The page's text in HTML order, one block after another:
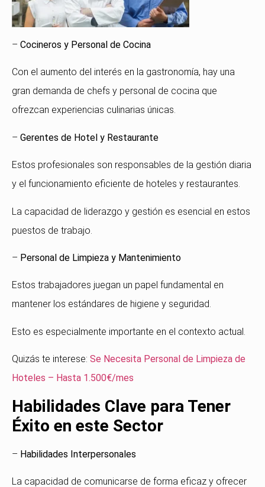
– Cocineros y Personal de Cocina
Con el aumento del interés en la gastronomía, hay una
gran demanda de chefs y personal de cocina que
ofrezcan experiencias culinarias únicas.
– Gerentes de Hotel y Restaurante
Estos profesionales son responsables de la gestión diaria
y el funcionamiento eficiente de hoteles y restaurantes.
La capacidad de liderazgo y gestión es esencial en estos
puestos de trabajo.
– Personal de Limpieza y Mantenimiento
Estos trabajadores juegan un papel fundamental en
mantener los estándares de higiene y seguridad.
Esto es especialmente importante en el contexto actual.
Quizás te interese: Se Necesita Personal de Limpieza de
Hoteles – Hasta 1.500€/mes
Habilidades Clave para Tener
Éxito en este Sector
– Habilidades Interpersonales
La capacidad de comunicarse de forma eficaz y ofrecer